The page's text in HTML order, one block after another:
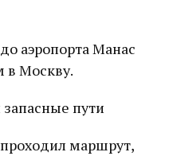
аэропорта Манас
в Москву.
пути
маршрут,